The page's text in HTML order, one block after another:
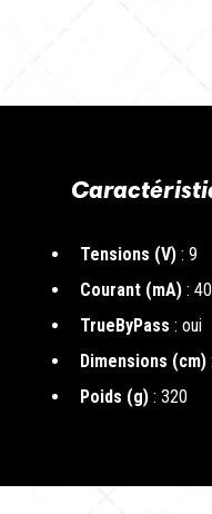
Tensions (V) : 9
Courant (mA) : 40
TrueByPass : oui
Dimensions (cm)
Poids (g) : 320